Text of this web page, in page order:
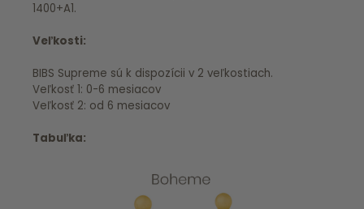
1400+A1.
Veľkosti:
BIBS Supreme sú k dispozícii v 2 veľkostiach.
Veľkosť 1: 0-6 mesiacov
Veľkosť 2: od 6 mesiacov
Tabuľka: